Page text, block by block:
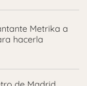
Metrika a
hacerla